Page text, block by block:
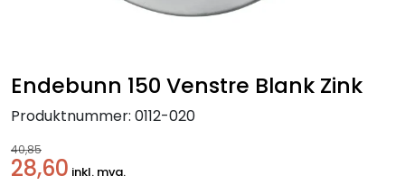
Endebunn 150 Venstre Blank Zink
Produktnummer: 0112-020
40,85
28,60 inkl. mva.